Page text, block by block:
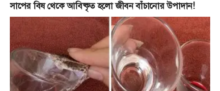
সাপের বিষ থেকে আবিষ্কৃত হলো জীবন বাঁচানোর উপাদান!